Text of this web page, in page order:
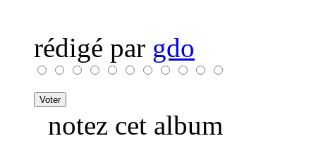
rédigé par gdo
notez cet album